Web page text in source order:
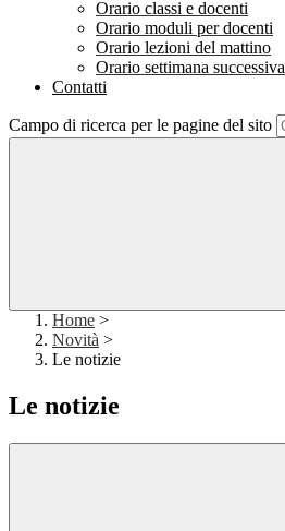
Orario classi e docenti
Orario moduli per docenti
Orario lezioni del mattino
Orario settimana successiva
Contatti
Campo di ricerca per le pagine del sito
Home >
Novità >
Le notizie
Le notizie